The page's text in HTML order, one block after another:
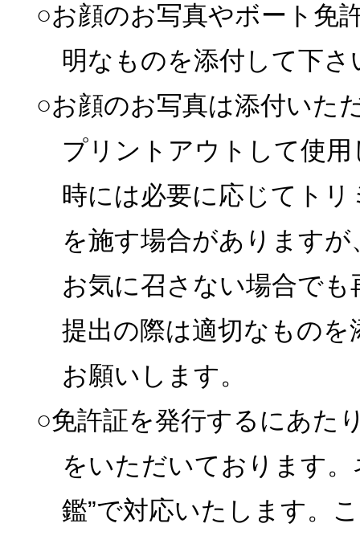
○お顔のお写真やボート免
明なものを添付して下さ
○お顔のお写真は添付いた
プリントアウトして使用
時には必要に応じてト
を施す場合があります
お気に召さない場合で
提出の際は適切なもの
お願いします。
○免許証を発行するにあた
をいただいております
鑑”で対応いたします。